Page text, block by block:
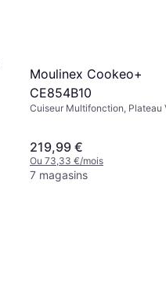
Moulinex Cookeo+
CE854B10
Cuiseur Multifonction, Plateau
219,99 €
Ou 73,33 €/mois
7 magasins